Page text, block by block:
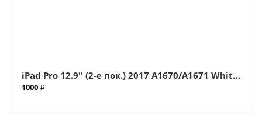
iPad Pro 12.9'' (2-е пок.) 2017 A1670/A1671 White (Белый) Тачскрин (Артик.ГС-62)
1000 ₽